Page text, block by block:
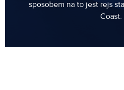
sposobem na to jest rejs
Coast.